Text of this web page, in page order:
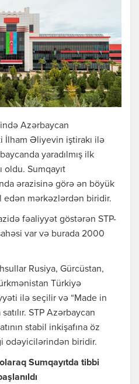
Azərbaycan
İlham Əliyevin iştirakı ilə
yaradılmış ilk
oldu. Sumqayıt
ərazisinə görə ən böyük
edən mərkəzlərdən biridir.
fəaliyyət göstərən STP-
var və burada 2000
Rusiya, Gürcüstan,
Türkiyə
ilə seçilir və “Made in
STP Azərbaycan
stabil inkişafına öz
odəyicilərindən biridir.
Sumqayıtda tibbi